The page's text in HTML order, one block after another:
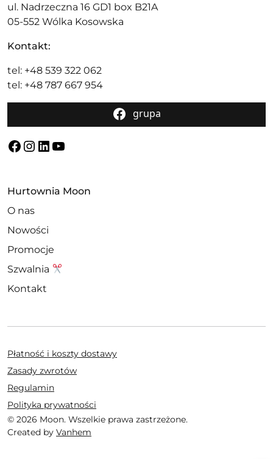
ul. Nadrzeczna 16 GD1 box B21A
05-552 Wólka Kosowska
Kontakt:
tel: +48 539 322 062
tel: +48 787 667 954
grupa
Facebook
Instagram
LinkedIn
YouTube
Hurtownia Moon
O nas
Nowości
Promocje
Szwalnia
Kontakt
© 2026 Moon. Wszelkie prawa zastrzeżone.
Created by Vanhem
Płatność i koszty dostawy
Zasady zwrotów
Regulamin
Polityka prywatności